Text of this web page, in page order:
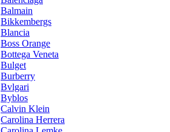
Balmain
Bikkembergs
Blancia
Boss Orange
Bottega Veneta
Bulget
Burberry
Bvlgari
Byblos
Calvin Klein
Carolina Herrera